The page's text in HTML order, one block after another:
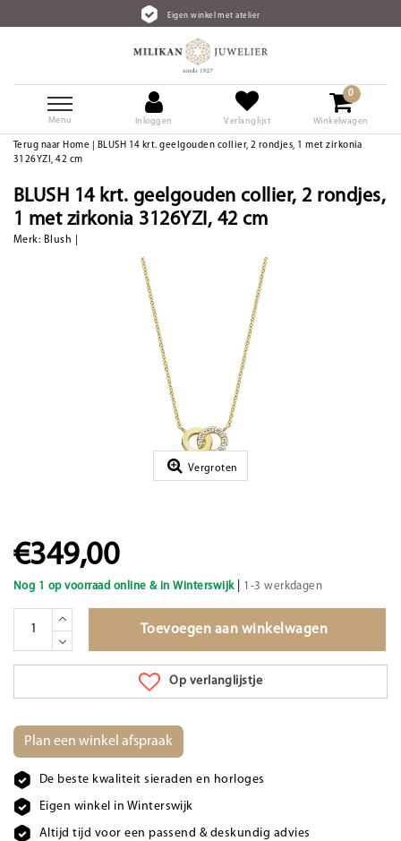
Eigen winkel met atelier
Menu Inloggen Verlanglijst
0
Winkelwagen
Terug naar Home
BLUSH 14 krt. geelgouden collier, 2 rondjes, 1 met zirkonia
3126YZI, 42 cm
BLUSH 14 krt. geelgouden collier, 2 rondjes,
1 met zirkonia 3126YZI, 42 cm
Merk: Blush
Vergroten
€349,00
Nog 1 op voorraad online & in Winterswijk| 1-3 werkdagen
Toevoegen aan winkelwagen
Op verlanglijstje
Plan een winkel afspraak
De beste kwaliteit sieraden en horloges
Eigen winkel in Winterswijk
Altijd tijd voor een passend & deskundig advies